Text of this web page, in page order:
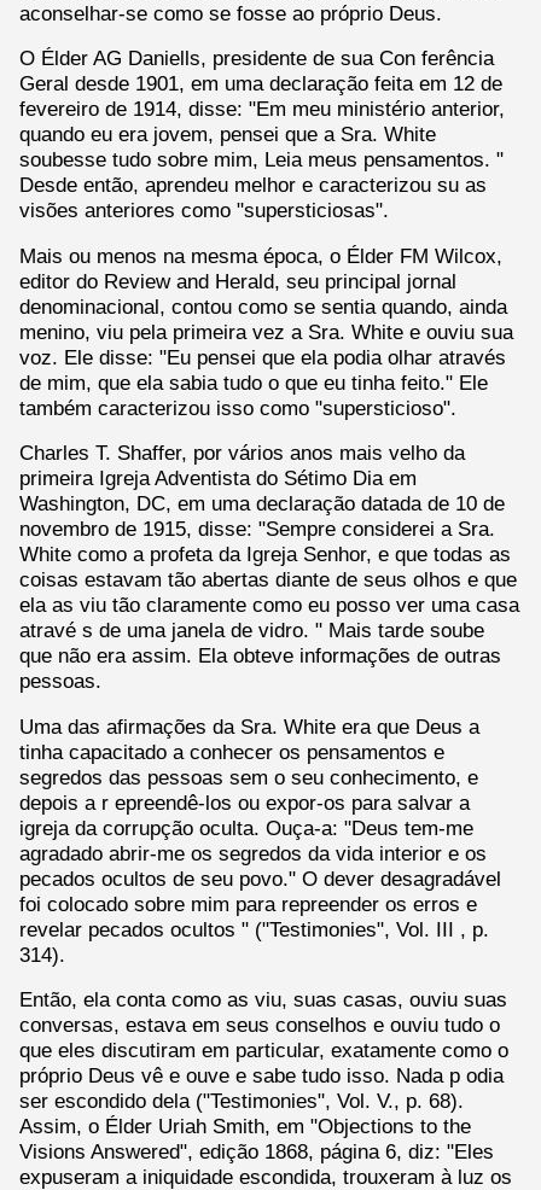
aconselhar-se como se fosse ao próprio Deus.
O Élder AG Daniells, presidente de sua Con ferência
Geral desde 1901, em uma declaração feita em 12 de
fevereiro de 1914, disse: "Em meu ministério anterior,
quando eu era jovem, pensei que a Sra. White
soubesse tudo sobre mim, Leia meus pensamentos. "
Desde então, aprendeu melhor e caracterizou su as
visões anteriores como "supersticiosas".
Mais ou menos na mesma época, o Élder FM Wilcox,
editor do Review and Herald, seu principal jornal
denominacional, contou como se sentia quando, ainda
menino, viu pela primeira vez a Sra. White e ouviu sua
voz. Ele disse: "Eu pensei que ela podia olhar através
de mim, que ela sabia tudo o que eu tinha feito." Ele
também caracterizou isso como "supersticioso".
Charles T. Shaffer, por vários anos mais velho da
primeira Igreja Adventista do Sétimo Dia em
Washington, DC, em uma declaração datada de 10 de
novembro de 1915, disse: "Sempre considerei a Sra.
White como a profeta da Igreja Senhor, e que todas as
coisas estavam tão abertas diante de seus olhos e que
ela as viu tão claramente como eu posso ver uma casa
atravé s de uma janela de vidro. " Mais tarde soube
que não era assim. Ela obteve informações de outras
pessoas.
Uma das afirmações da Sra. White era que Deus a
tinha capacitado a conhecer os pensamentos e
segredos das pessoas sem o seu conhecimento, e
depois a r epreendê-los ou expor-os para salvar a
igreja da corrupção oculta. Ouça-a: "Deus tem-me
agradado abrir-me os segredos da vida interior e os
pecados ocultos de seu povo." O dever desagradável
foi colocado sobre mim para repreender os erros e
revelar pecados ocultos " ("Testimonies", Vol. III , p.
314).
Então, ela conta como as viu, suas casas, ouviu suas
conversas, estava em seus conselhos e ouviu tudo o
que eles discutiram em particular, exatamente como o
próprio Deus vê e ouve e sabe tudo isso. Nada p odia
ser escondido dela ("Testimonies", Vol. V., p. 68).
Assim, o Élder Uriah Smith, em "Objections to the
Visions Answered", edição 1868, página 6, diz: "Eles
expuseram a iniquidade escondida, trouxeram à luz os